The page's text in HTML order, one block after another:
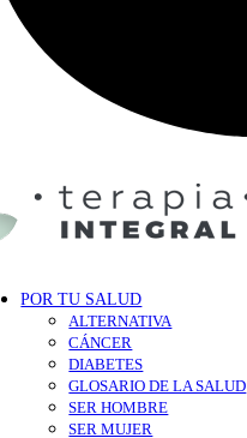
POR TU SALUD
ALTERNATIVA
CÁNCER
DIABETES
GLOSARIO DE LA SALUD
SER HOMBRE
SER MUJER